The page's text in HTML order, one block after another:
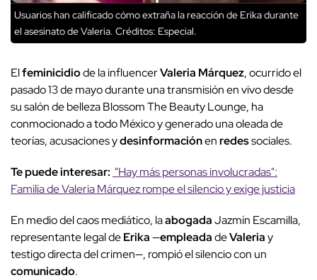
Usuarios han calificado cómo extraña la reacción de Erika durante
el asesinato de Valeria. Créditos: Especial.
Elfeminicidiode la influencerValeria Márquez, ocurrido el
pasado 13 de mayo durante una transmisión en vivo desde
su salón de belleza Blossom The Beauty Lounge, ha
conmocionado a todo México y generado una oleada de
teorías, acusaciones ydesinformaciónenredessociales.
Te puede interesar: "Hay más personas involucradas":
Familia de Valeria Márquez rompe el silencio y exige justicia
En medio del caos mediático, laabogadaJazmín Escamilla,
representante legal deErika—empleadadeValeriay
testigo directa del crimen—, rompió el silencio con un
comunicado.